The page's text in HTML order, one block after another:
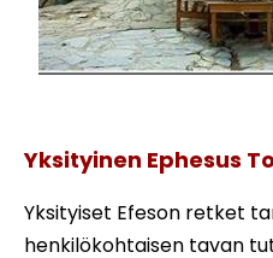
Yksityinen Ephesus
Yksityiset Efeson retket
henkilökohtaisen tavan